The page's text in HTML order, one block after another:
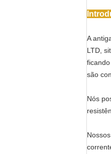
A
LTD,
são
Nós